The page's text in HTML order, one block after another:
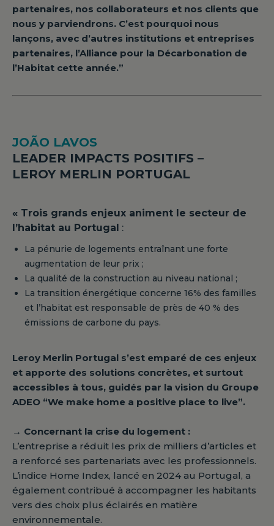
partenaires, nos collaborateurs et nos clients que
nous y parviendrons. C’est pourquoi nous
lançons, avec d’autres institutions et entreprises
partenaires, l’Alliance pour la Décarbonation de
l’Habitat cette année.”
JOÃO LAVOS
LEADER IMPACTS POSITIFS –
LEROY MERLIN PORTUGAL
« Trois grands enjeux animent le secteur de
l’habitat au Portugal :
La pénurie de logements entraînant une forte
augmentation de leur prix ;
La qualité de la construction au niveau national ;
La transition énergétique concerne 16% des familles
et l’habitat est responsable de près de 40 % des
émissions de carbone du pays.
Leroy Merlin Portugal s’est emparé de ces enjeux
et apporte des solutions concrètes, et surtout
accessibles à tous, guidés par la vision du Groupe
ADEO “We make home a positive place to live”.
→ Concernant la crise du logement :
L’entreprise a réduit les prix de milliers d’articles et
a renforcé ses partenariats avec les professionnels.
L’indice Home Index, lancé en 2024 au Portugal, a
également contribué à accompagner les habitants
vers des choix plus éclairés en matière
environnementale.